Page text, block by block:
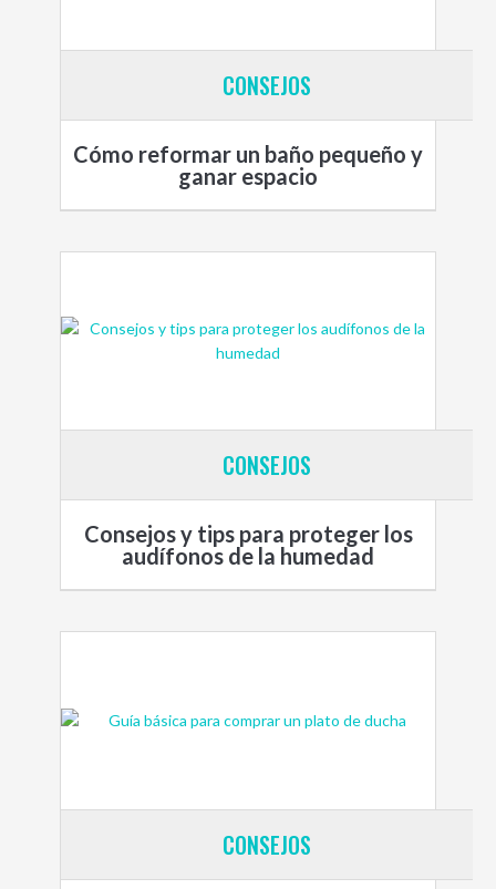
CONSEJOS
Cómo reformar un baño pequeño y
ganar espacio
CONSEJOS
Consejos y tips para proteger los
audífonos de la humedad
CONSEJOS